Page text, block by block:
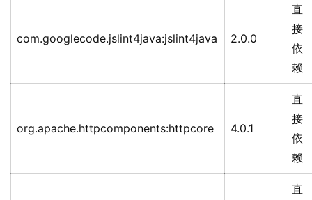
com.googlecode.jslint4java:jslint4java 2.0.0
直
接
依
赖
org.apache.httpcomponents:httpcore 4.0.1
直
接
依
赖
直